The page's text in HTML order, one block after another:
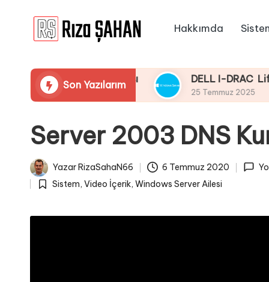
content
ı
z
a
Ş
A
H
A
Bilgi
Paylaşım
Portalı
Hakkımda
Son Yazılarım
Yapmaması DELL I-DRAC LifeCycle
25 Temmuz 2025
Server 2003 DNS
Posted
by
Yazar RizaSahaN66 6 Temmuz 2020
Posted
Sistem,Video İçerik,Windows Server Ailesi